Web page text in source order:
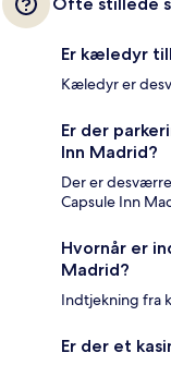
Er kæledyr
Kæledyr er
Er der
Inn Madrid?
Der er
Capsule Inn
Hvornår er
Madrid?
Indtjekning fra
Er der et